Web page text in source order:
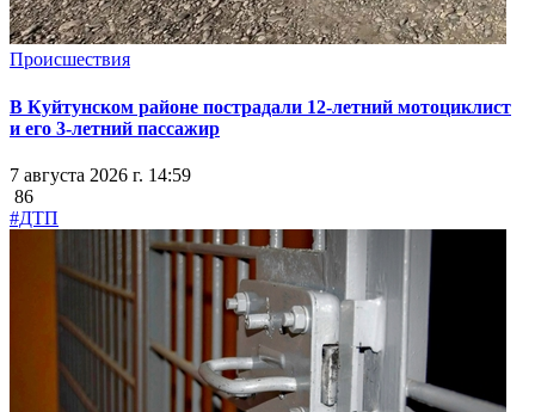
Происшествия
В Куйтунском районе пострадали 12-летний мотоциклист
и его 3-летний пассажир
7 августа 2026 г. 14:59
86
#ДТП